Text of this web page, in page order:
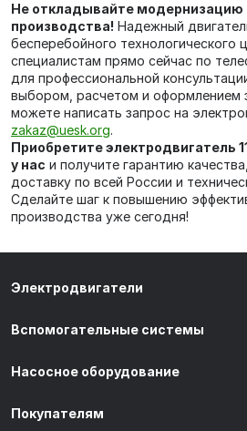
Не откладывайте модернизацию
производства! Надежный
бесперебойного технологического
специалистам прямо сейчас по
для профессиональной
выбором, расчетом и оформлением
можете написать запрос на
zakaz@uesk.org.
Приобретите электродвигатель
у нас и получите гарантию
доставку по всей России и
Сделайте шаг к повышению
производства уже сегодня!
Электродвигатели
Вспомогательные системы
Насосное оборудование
Покупателям